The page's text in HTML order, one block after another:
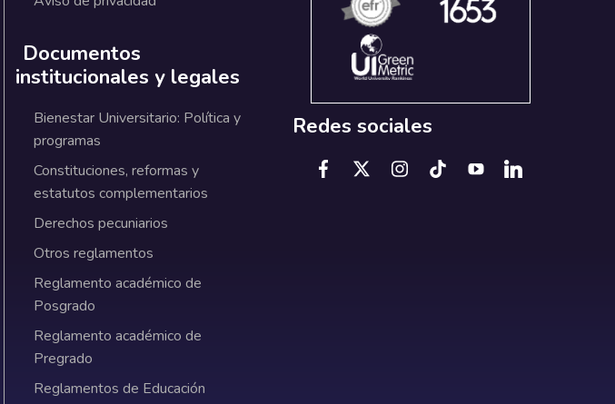
Documentos
institucionales y legales
Bienestar Universitario: Política y
programas
Constituciones, reformas y
estatutos complementarios
Derechos pecuniarios
Otros reglamentos
Reglamento académico de
Posgrado
Reglamento académico de
Pregrado
Reglamentos de Educación
Redes sociales